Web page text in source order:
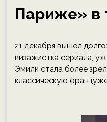
Париже» в
21 декабря вышел
визажистка сериала,
Эмили стала более
классическую